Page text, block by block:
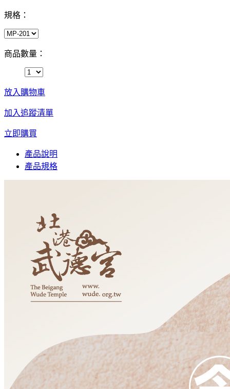
規格：
商品數量：
放入購物車
加入追蹤清單
立即購買
產品說明
產品規格